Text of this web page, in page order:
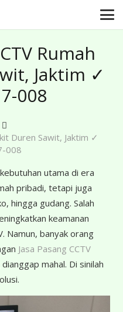
Rumah
Jaktim ✓
008
Duren Sawit, Jaktim ✓
008
utama di era
pribadi, tetapi juga
hingga gudang. Salah
keamanan
Namun, banyak orang
Jasa Pasang CCTV
mahal. Di sinilah